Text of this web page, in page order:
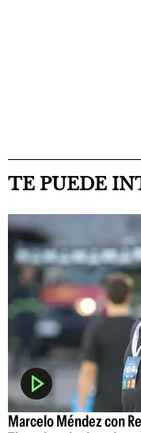
TE PUEDE
Marcelo Méndez con